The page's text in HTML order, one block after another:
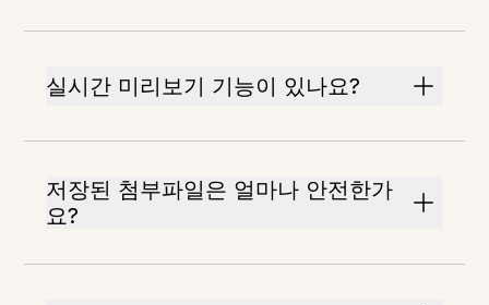
실시간 미리보기 기능이 있나요?
저장된 첨부파일은 얼마나 안전한가
요?